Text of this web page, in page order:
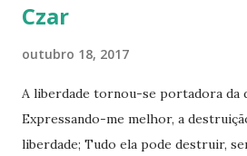
Czar
outubro 18, 2017
A liberdade tornou-se portadora da
Expressando-me melhor, a
liberdade; Tudo ela pode destruir,